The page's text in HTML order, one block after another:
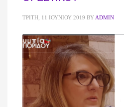
ΤΡΊΤΗ, 11 ΙΟΥΝΊΟΥ 2019 BY ADMIN